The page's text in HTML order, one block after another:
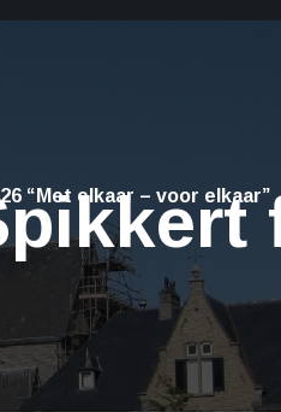
“Met elkaar – voor elkaar”
2